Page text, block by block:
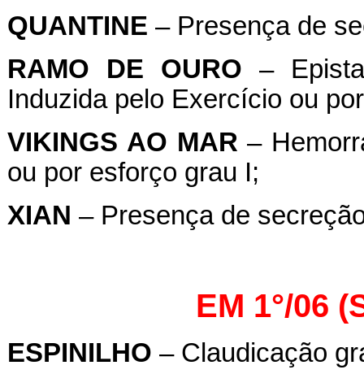
QUANTINE – Presença de
RAMO
DE OURO –
Induzida pelo Exercício ou
VIKINGS AO MAR –
ou por esforço grau I;
XIAN – Presença de
EM 1°/06
ESPINILHO – Claudicação